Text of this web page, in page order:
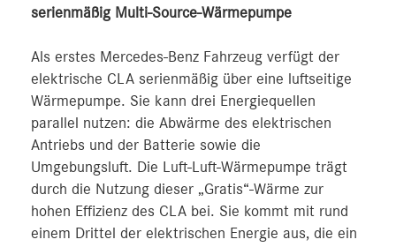
serienmäßig Multi-Source-Wärmepumpe
Als erstes Mercedes-Benz Fahrzeug verfügt der
elektrische CLA serienmäßig über eine luftseitige
Wärmepumpe. Sie kann drei Energiequellen
parallel nutzen: die Abwärme des elektrischen
Antriebs und der Batterie sowie die
Umgebungsluft. Die Luft-Luft-Wärmepumpe trägt
durch die Nutzung dieser „Gratis“-Wärme zur
hohen Effizienz des CLA bei. Sie kommt mit rund
einem Drittel der elektrischen Energie aus, die ein